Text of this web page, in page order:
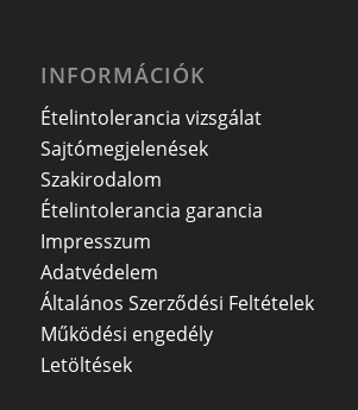
INFORMÁCIÓK
Ételintolerancia vizsgálat
Sajtómegjelenések
Szakirodalom
Ételintolerancia garancia
Impresszum
Adatvédelem
Általános Szerződési Feltételek
Működési engedély
Letöltések